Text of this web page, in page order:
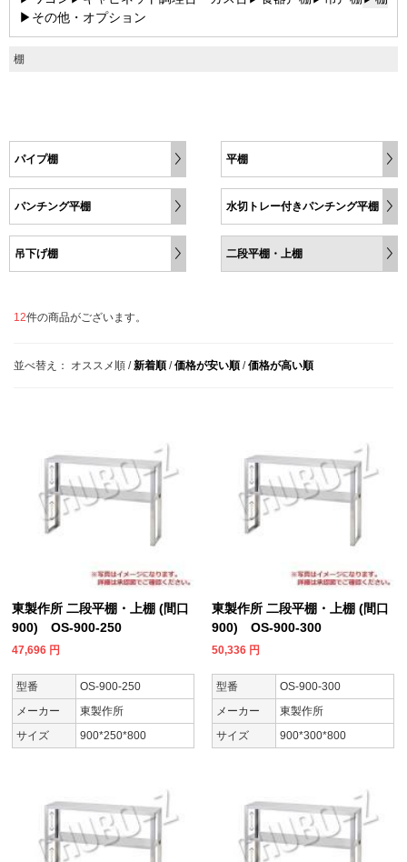
▶その他・オプション
棚
パイプ棚 平棚
パンチング平棚 水切トレー付きパンチング平棚
吊下げ棚 二段平棚・上棚
12件の商品がございます。
並べ替え： オススメ順 /新着順 /価格が安い順 /価格が高い順
東製作所 二段平棚・上棚 (間口
900) OS-900-250
47,696 円
型番
OS-900-250
メーカー
東製作所
サイズ
900*250*800
東製作所 二段平棚・上棚 (間口
900) OS-900-300
50,336 円
型番
OS-900-300
メーカー
東製作所
サイズ
900*300*800